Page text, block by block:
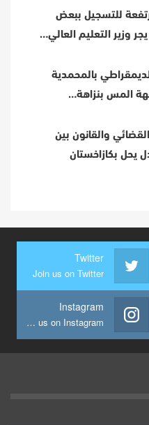
للتسجيل ببعض
وزير التعليم العالي…
بالمحمدية
المس بنزاهة…
والقانون بين
يحل بكازاخستان
Twitter
Join us on Twitter
Instagram
Join us on Instagram